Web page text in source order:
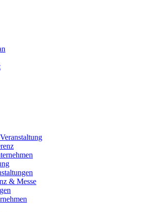
& Messe